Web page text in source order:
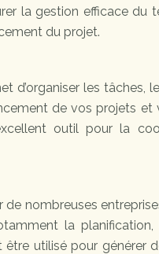
la gestion efficace du
du projet.
d’organiser les tâches,
de vos projets
outil pour la
nombreuses
la
utilisé pour générer